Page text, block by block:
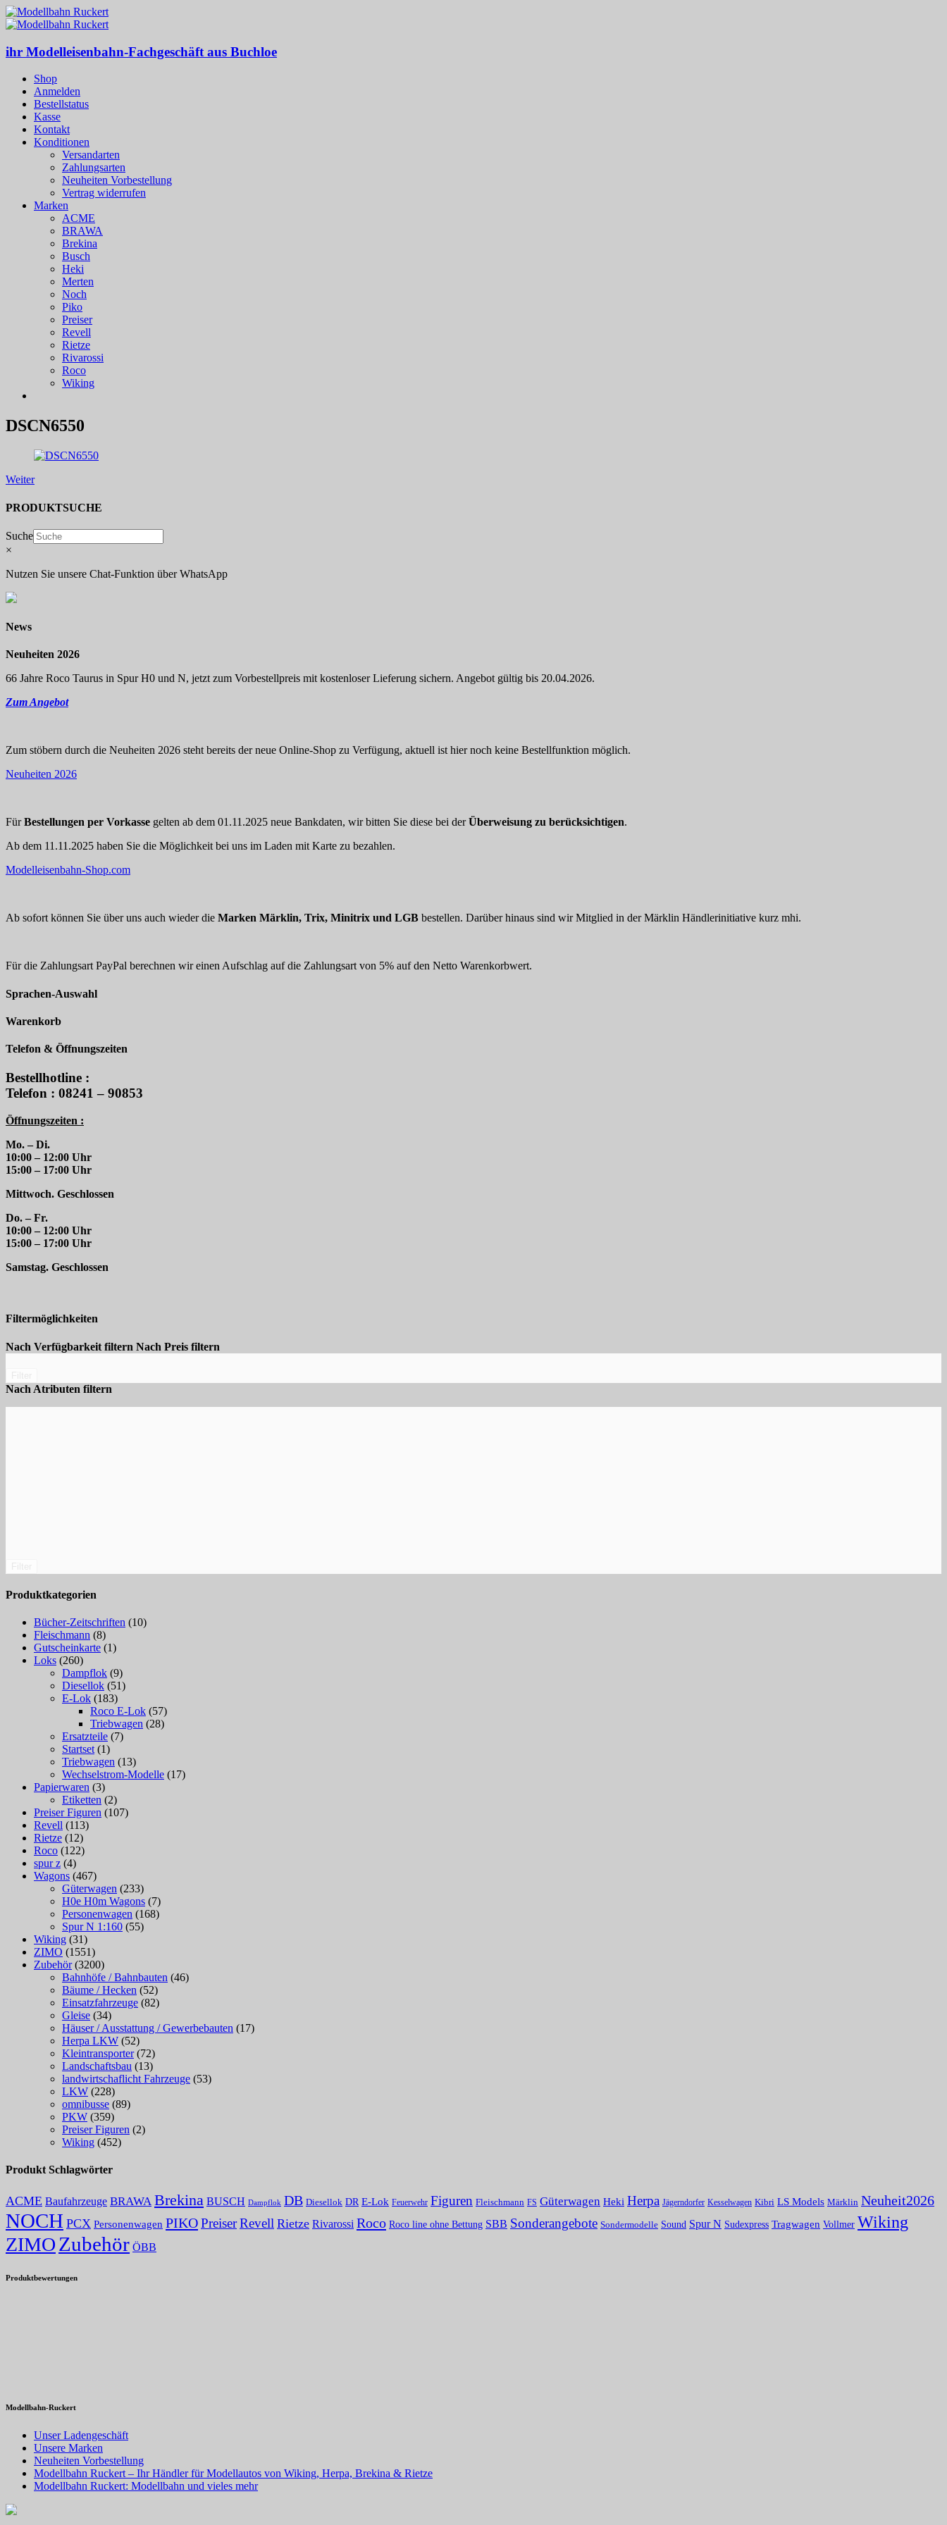
ihr Modelleisenbahn-Fachgeschäft aus Buchloe
Shop
Anmelden
Bestellstatus
Kasse
Kontakt
Konditionen
Versandarten
Zahlungsarten
Neuheiten Vorbestellung
Vertrag widerrufen
Marken
ACME
BRAWA
Brekina
Busch
Heki
Merten
Noch
Piko
Preiser
Revell
Rietze
Rivarossi
Roco
Wiking
DSCN6550
Weiter
PRODUKTSUCHE
Suche
×
Nutzen Sie unsere Chat-Funktion über WhatsApp
News
Neuheiten 2026
66 Jahre Roco Taurus in Spur H0 und N, jetzt zum Vorbestellpreis mit kostenloser Lieferung sichern. Angebot gültig bis 20.04.2026.
Zum Angebot
Zum stöbern durch die Neuheiten 2026 steht bereits der neue Online-Shop zu Verfügung, aktuell ist hier noch keine Bestellfunktion möglich.
Neuheiten 2026
FürBestellungen per Vorkasse gelten ab dem 01.11.2025 neue Bankdaten, wir bitten Sie diese bei derÜberweisung zu berücksichtigen.
Ab dem 11.11.2025 haben Sie die Möglichkeit bei uns im Laden mit Karte zu bezahlen.
Modelleisenbahn-Shop.com
Ab sofort können Sie über uns auch wieder die Marken Märklin, Trix, Minitrix und LGB bestellen. Darüber hinaus sind wir Mitglied in der Märklin Händlerinitiative kurz mhi.
Für die Zahlungsart PayPal berechnen wir einen Aufschlag auf die Zahlungsart von 5% auf den Netto Warenkorbwert.
Sprachen-Auswahl
Warenkorb
Telefon & Öffnungszeiten
Bestellhotline :
Telefon : 08241 – 90853
Öffnungszeiten :
Mo. – Di.
10:00 – 12:00 Uhr
15:00 – 17:00 Uhr
Mittwoch. Geschlossen
Do. – Fr.
10:00 – 12:00 Uhr
15:00 – 17:00 Uhr
Samstag. Geschlossen
Filtermöglichkeiten
Nach Verfügbarkeit filtern Nach Preis filtern
Nach Atributen filtern
Produktkategorien
Bücher-Zeitschriften (10)
Fleischmann (8)
Gutscheinkarte (1)
Loks (260)
Dampflok (9)
Diesellok (51)
E-Lok (183)
Roco E-Lok (57)
Triebwagen (28)
Ersatzteile (7)
Startset (1)
Triebwagen (13)
Wechselstrom-Modelle (17)
Papierwaren (3)
Etiketten (2)
Preiser Figuren (107)
Revell (113)
Rietze (12)
Roco (122)
spur z (4)
Wagons (467)
Güterwagen (233)
H0e H0m Wagons (7)
Personenwagen (168)
Spur N 1:160 (55)
Wiking (31)
ZIMO (1551)
Zubehör (3200)
Bahnhöfe / Bahnbauten (46)
Bäume / Hecken (52)
Einsatzfahrzeuge (82)
Gleise (34)
Häuser / Ausstattung / Gewerbebauten (17)
Herpa LKW (52)
Kleintransporter (72)
Landschaftsbau (13)
landwirtschaflicht Fahrzeuge (53)
LKW (228)
omnibusse (89)
PKW (359)
Preiser Figuren (2)
Wiking (452)
Produkt Schlagwörter
ACME Baufahrzeuge BRAWA Brekina BUSCH Dampflok DB Diesellok DR E-Lok Feuerwehr Figuren Fleischmann FS Güterwagen Heki Herpa Jägerndorfer Kesselwagen Kibri LS Models Märklin Neuheit2026
NOCH PCX Personenwagen PIKOPreiserRevell Rietze Rivarossi Roco Roco line ohne Bettung SBB Sonderangebote Sondermodelle Sound Spur N Sudexpress Tragwagen Vollmer Wiking
ZIMOZubehör ÖBB
Produktbewertungen
Modellbahn-Ruckert
Unser Ladengeschäft
Unsere Marken
Neuheiten Vorbestellung
Modellbahn Ruckert – Ihr Händler für Modellautos von Wiking, Herpa, Brekina & Rietze
Modellbahn Ruckert: Modellbahn und vieles mehr